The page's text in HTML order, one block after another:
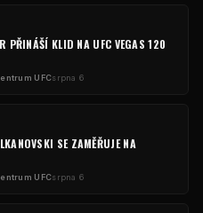
PŘINÁŠÍ KLID NA UFC VEGAS 120
UFCsrpna 6
SE ZAMĚŘUJE NA
UFCsrpna 6